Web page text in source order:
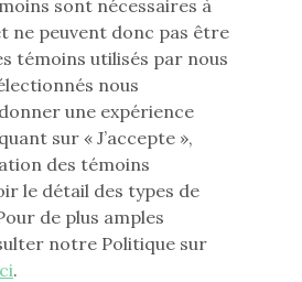
19 mai 2022
Bas-Saint-Laurent–
Nord (01) secteur Côte-
FLG ont remis au centre
Cartier la somme de 1 300
d’une demande de soutien à
remercie grandement la
permettra de continuer son
sont nécessaires à
ne peuvent donc pas être
témoins utilisés par nous
nous
une expérience
sur « J’accepte »,
des témoins
le détail des types de
de plus amples
notre Politique sur
.